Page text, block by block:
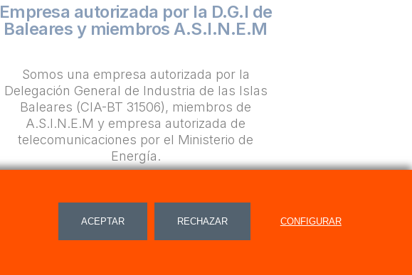
Empresa autorizada por la D.G.I de
Baleares y miembros A.S.I.N.E.M
Somos una empresa autorizada por la
Delegación General de Industria de las Islas
Baleares (CIA-BT 31506), miembros de
A.S.I.N.E.M y empresa autorizada de
telecomunicaciones por el Ministerio de
Energía.
ACEPTAR RECHAZAR CONFIGURAR